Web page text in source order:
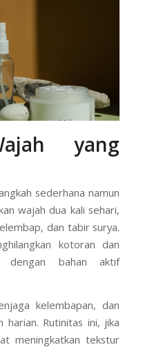
yang
sederhana namun
wajah dua kali sehari,
dan tabir surya.
kotoran dan
dengan bahan aktif
kelembapan, dan
harian. Rutinitas ini, jika
meningkatkan tekstur